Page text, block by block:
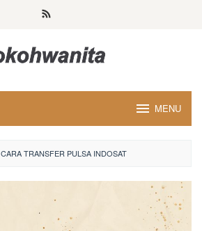
MENU
CARA TRANSFER PULSA INDOSAT